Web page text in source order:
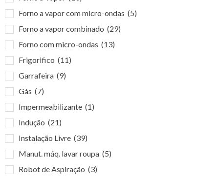
Forno a vapor com micro-ondas (5)
Forno a vapor combinado (29)
Forno com micro-ondas (13)
Frigorifico (11)
Garrafeira (9)
Gás (7)
Impermeabilizante (1)
Indução (21)
Instalação Livre (39)
Manut. máq. lavar roupa (5)
Robot de Aspiração (3)